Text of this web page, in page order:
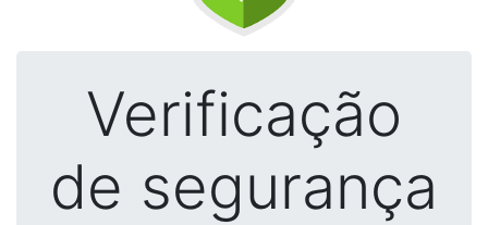
Verificação
de segurança